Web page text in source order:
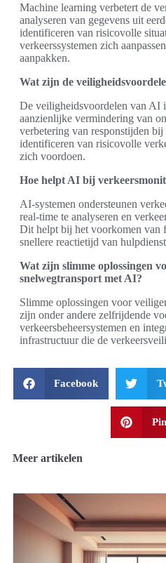
Machine learning verbetert de
analyseren van gegevens uit
identificeren van risicovolle
verkeerssystemen zich
aanpakken.
Wat zijn de
De veiligheidsvoordelen van AI
aanzienlijke vermindering van
verbetering van responstijden bij
identificeren van risicovolle
zich voordoen.
Hoe helpt AI bij
AI-systemen ondersteunen
real-time te analyseren en
Dit helpt bij het voorkomen van
snellere reactietijd van
Wat zijn slimme oplossingen
snelwegtransport met AI?
Slimme oplossingen voor
zijn onder andere zelfrijdende
verkeersbeheersystemen en
infrastructuur die de
Facebook
Meer artikelen